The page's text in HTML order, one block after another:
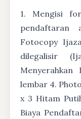
1. Mengisi
pendaftaran
Fotocopy
dilegalisir
Menyerahkan
lembar 4.
x 3 Hitam
Biaya